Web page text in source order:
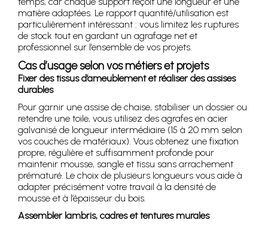
matière adaptées. Le rapport quantité/utilisation est
particulièrement intéressant : vous limitez les ruptures
de stock tout en gardant un agrafage net et
professionnel sur l’ensemble de vos projets.
Cas d’usage selon vos métiers et projets
Fixer des tissus d’ameublement et réaliser des assises
durables
Pour garnir une assise de chaise, stabiliser un dossier ou
retendre une toile, vous utilisez des agrafes en acier
galvanisé de longueur intermédiaire (15 à 20 mm selon
vos couches de matériaux). Vous obtenez une fixation
propre, régulière et suffisamment profonde pour
maintenir mousse, sangle et tissu sans arrachement
prématuré. Le choix de plusieurs longueurs vous aide à
adapter précisément votre travail à la densité de
mousse et à l’épaisseur du bois.
Assembler lambris, cadres et tentures murales